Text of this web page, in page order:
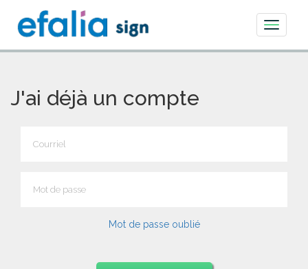
Toggle
J'ai déjà un compte
Mot de passe oublié